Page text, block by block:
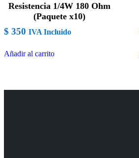
Resistencia 1/4W 180 Ohm
(Paquete x10)
$ 350 IVA Incluido
Añadir al carrito